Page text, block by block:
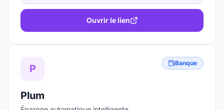
Ouvrir le lien
P Banque
Plum